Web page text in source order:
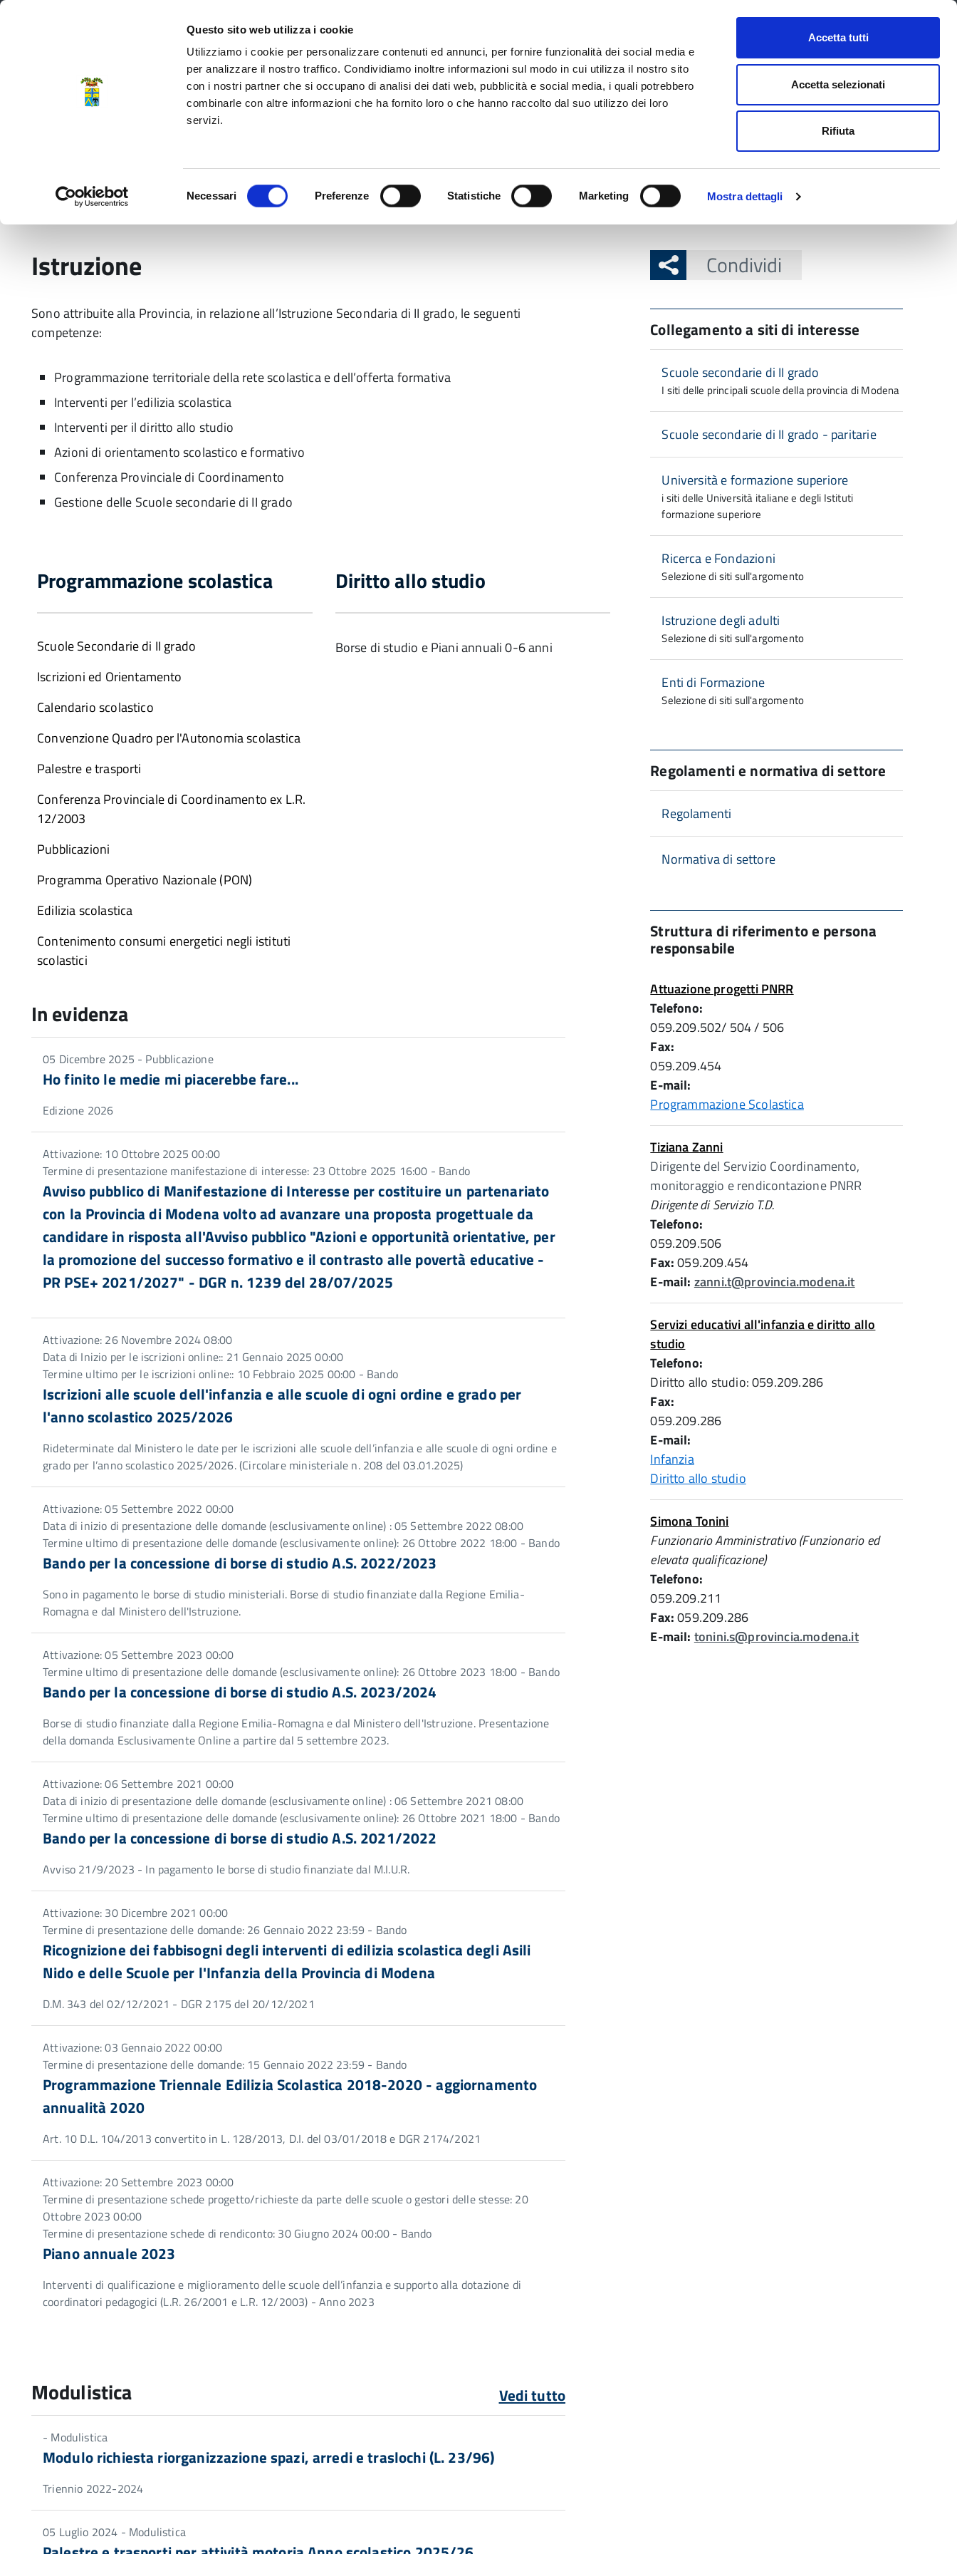
Questo sito web utilizza i cookie
Utilizziamo i cookie per personalizzare contenuti ed annunci, per fornire funzionalità dei social media e
per analizzare il nostro traffico. Condividiamo inoltre informazioni sul modo in cui utilizza il nostro sito
con i nostri partner che si occupano di analisi dei dati web, pubblicità e social media, i quali potrebbero
combinarle con altre informazioni che ha fornito loro o che hanno raccolto dal suo utilizzo dei loro
servizi.
Necessari Preferenze Statistiche Marketing Mostra dettagli
Accetta tutti
Accetta selezionati
Rifiuta
CONTATTI URP SERVIZI ONLINE
Provincia di Modena
Seguici su FacebookTwitterInstagram
LinkedIn
cerca nel sito
Istruzione
Sono attribuite alla Provincia, in relazione all’Istruzione Secondaria di II grado, le seguenti
competenze:
Programmazione territoriale della rete scolastica e dell’offerta formativa
Interventi per l’edilizia scolastica
Interventi per il diritto allo studio
Azioni di orientamento scolastico e formativo
Conferenza Provinciale di Coordinamento
Gestione delle Scuole secondarie di II grado
Programmazione scolastica
Scuole Secondarie di II grado
Iscrizioni ed Orientamento
Calendario scolastico
Convenzione Quadro per l'Autonomia scolastica
Palestre e trasporti
Conferenza Provinciale di Coordinamento ex L.R.
12/2003
Pubblicazioni
Programma Operativo Nazionale (PON)
Edilizia scolastica
Contenimento consumi energetici negli istituti
scolastici
Diritto allo studio
Borse di studio e Piani annuali 0-6 anni
In evidenza
05 Dicembre 2025 - Pubblicazione
Ho finito le medie mi piacerebbe fare...
Edizione 2026
Attivazione: 10 Ottobre 2025 00:00
Termine di presentazione manifestazione di interesse: 23 Ottobre 2025 16:00 - Bando
Avviso pubblico di Manifestazione di Interesse per costituire un partenariato
con la Provincia di Modena volto ad avanzare una proposta progettuale da
candidare in risposta all'Avviso pubblico "Azioni e opportunità orientative, per
la promozione del successo formativo e il contrasto alle povertà educative -
PR PSE+ 2021/2027" - DGR n. 1239 del 28/07/2025
Attivazione: 26 Novembre 2024 08:00
Data di Inizio per le iscrizioni online:: 21 Gennaio 2025 00:00
Termine ultimo per le iscrizioni online:: 10 Febbraio 2025 00:00 - Bando
Iscrizioni alle scuole dell'infanzia e alle scuole di ogni ordine e grado per
l'anno scolastico 2025/2026
Rideterminate dal Ministero le date per le iscrizioni alle scuole dell’infanzia e alle scuole di ogni ordine e
grado per l’anno scolastico 2025/2026. (Circolare ministeriale n. 208 del 03.01.2025)
Attivazione: 05 Settembre 2022 00:00
Data di inizio di presentazione delle domande (esclusivamente online) : 05 Settembre 2022 08:00
Termine ultimo di presentazione delle domande (esclusivamente online): 26 Ottobre 2022 18:00 - Bando
Bando per la concessione di borse di studio A.S. 2022/2023
Sono in pagamento le borse di studio ministeriali. Borse di studio finanziate dalla Regione Emilia-
Romagna e dal Ministero dell'Istruzione.
Attivazione: 05 Settembre 2023 00:00
Termine ultimo di presentazione delle domande (esclusivamente online): 26 Ottobre 2023 18:00 - Bando
Bando per la concessione di borse di studio A.S. 2023/2024
Borse di studio finanziate dalla Regione Emilia-Romagna e dal Ministero dell'Istruzione. Presentazione
della domanda Esclusivamente Online a partire dal 5 settembre 2023.
Attivazione: 06 Settembre 2021 00:00
Data di inizio di presentazione delle domande (esclusivamente online) : 06 Settembre 2021 08:00
Termine ultimo di presentazione delle domande (esclusivamente online): 26 Ottobre 2021 18:00 - Bando
Bando per la concessione di borse di studio A.S. 2021/2022
Avviso 21/9/2023 - In pagamento le borse di studio finanziate dal M.I.U.R.
Attivazione: 30 Dicembre 2021 00:00
Termine di presentazione delle domande: 26 Gennaio 2022 23:59 - Bando
Ricognizione dei fabbisogni degli interventi di edilizia scolastica degli Asili
Nido e delle Scuole per l'Infanzia della Provincia di Modena
D.M. 343 del 02/12/2021 - DGR 2175 del 20/12/2021
Attivazione: 03 Gennaio 2022 00:00
Termine di presentazione delle domande: 15 Gennaio 2022 23:59 - Bando
Programmazione Triennale Edilizia Scolastica 2018-2020 - aggiornamento
annualità 2020
Art. 10 D.L. 104/2013 convertito in L. 128/2013, D.I. del 03/01/2018 e DGR 2174/2021
Attivazione: 20 Settembre 2023 00:00
Termine di presentazione schede progetto/richieste da parte delle scuole o gestori delle stesse: 20
Ottobre 2023 00:00
Termine di presentazione schede di rendiconto: 30 Giugno 2024 00:00 - Bando
Piano annuale 2023
Interventi di qualificazione e miglioramento delle scuole dell’infanzia e supporto alla dotazione di
coordinatori pedagogici (L.R. 26/2001 e L.R. 12/2003) - Anno 2023
Modulistica Vedi tutto
- Modulistica
Modulo richiesta riorganizzazione spazi, arredi e traslochi (L. 23/96)
Triennio 2022-2024
05 Luglio 2024 - Modulistica
Condividi
Collegamento a siti di interesse
Scuole secondarie di II grado
I siti delle principali scuole della provincia di Modena
Scuole secondarie di II grado - paritarie
Università e formazione superiore
i siti delle Università italiane e degli Istituti
formazione superiore
Ricerca e Fondazioni
Selezione di siti sull'argomento
Istruzione degli adulti
Selezione di siti sull'argomento
Enti di Formazione
Selezione di siti sull'argomento
Regolamenti e normativa di settore
Regolamenti
Normativa di settore
Struttura di riferimento e persona
responsabile
Attuazione progetti PNRR
Telefono:
059.209.502/ 504 / 506
Fax:
059.209.454
E-mail:
Programmazione Scolastica
Tiziana Zanni
Dirigente del Servizio Coordinamento,
monitoraggio e rendicontazione PNRR
Dirigente di Servizio T.D.
Telefono:
059.209.506
Fax:059.209.454
E-mail: zanni.t@provincia.modena.it
Servizi educativi all'infanzia e diritto allo
studio
Telefono:
Diritto allo studio: 059.209.286
Fax:
059.209.286
E-mail:
Infanzia
Diritto allo studio
Simona Tonini
Funzionario Amministrativo (Funzionario ed
elevata qualificazione)
Telefono:
059.209.211
Fax:059.209.286
E-mail: tonini.s@provincia.modena.it